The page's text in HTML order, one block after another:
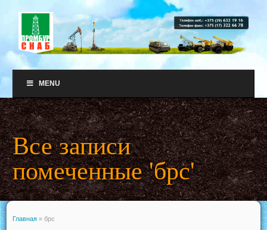
MENU
Все записи
помеченные 'брс'
Главная » брс